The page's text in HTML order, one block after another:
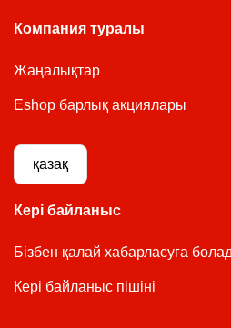
Компания туралы
Жаңалықтар
Eshop барлық акциялары
қазақ
Кері байланыс
Бізбен қалай хабарласуға
Кері байланыс пішіні